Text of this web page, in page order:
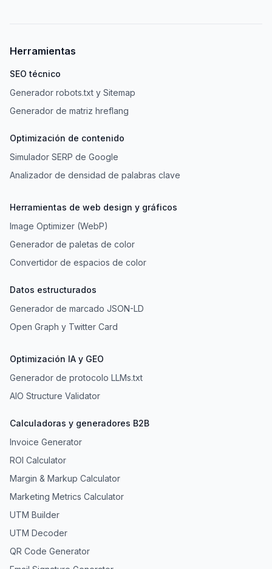
Herramientas
SEO técnico
Generador robots.txt y Sitemap
Generador de matriz hreflang
Optimización de contenido
Simulador SERP de Google
Analizador de densidad de palabras clave
Herramientas de web design y gráficos
Image Optimizer (WebP)
Generador de paletas de color
Convertidor de espacios de color
Datos estructurados
Generador de marcado JSON-LD
Open Graph y Twitter Card
Optimización IA y GEO
Generador de protocolo LLMs.txt
AIO Structure Validator
Calculadoras y generadores B2B
Invoice Generator
ROI Calculator
Margin & Markup Calculator
Marketing Metrics Calculator
UTM Builder
UTM Decoder
QR Code Generator